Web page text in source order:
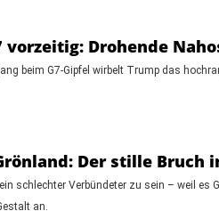
vorzeitig: Drohende
beim G7-Gipfel wirbelt Trump das
Der stille Bruch
ein schlechter Verbündeter zu sein – weil
an.